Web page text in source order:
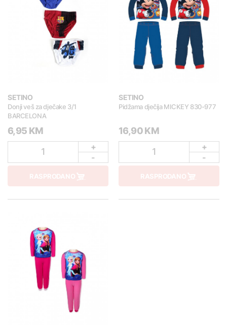
SETINO
Donji veš za dječake 3/1
BARCELONA
6,95 KM
1
+
-
RASPRODANO
SETINO
Pidžama dječija MICKEY 830-977
16,90 KM
1
+
-
RASPRODANO